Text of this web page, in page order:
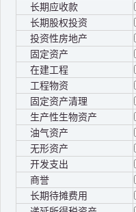
长期应收款
长期股权投资
投资性房地产
固定资产
在建工程
工程物资
固定资产清理
生产性生物资产
油气资产
无形资产
开发支出
商誉
长期待摊费用